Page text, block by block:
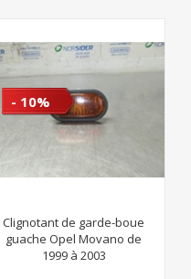
- 10%
Clignotant de garde-boue
guache Opel Movano de
1999 à 2003